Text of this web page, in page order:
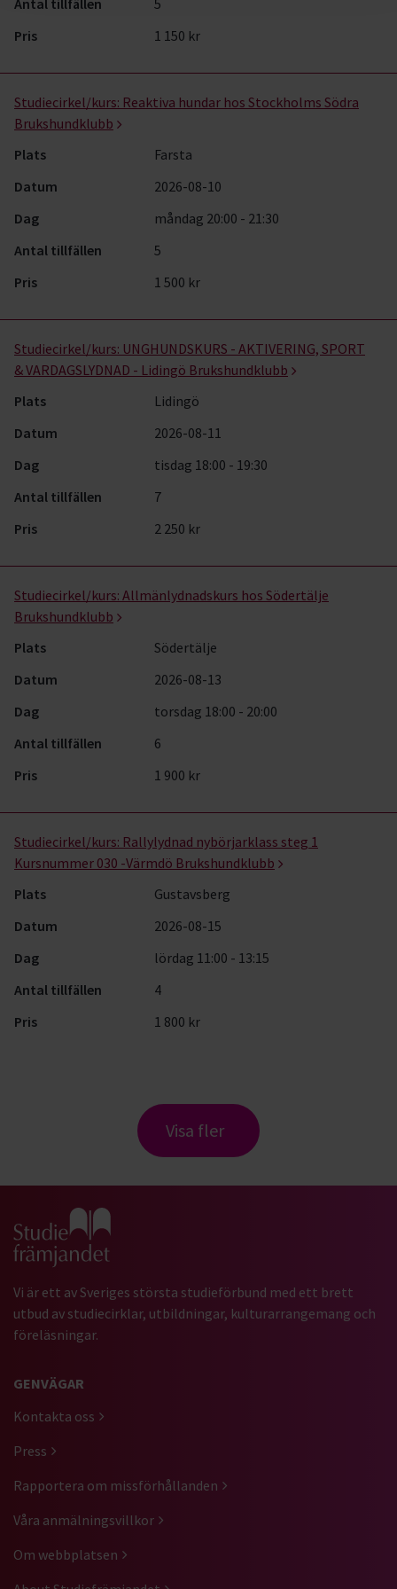
Antal tillfällen
5
Pris
1 150 kr
Studiecirkel/kurs: Reaktiva hundar hos Stockholms Södra
Brukshundklubb
Plats
Farsta
Datum
2026-08-10
Dag
måndag 20:00 - 21:30
Antal tillfällen
5
Pris
1 500 kr
Studiecirkel/kurs: UNGHUNDSKURS - AKTIVERING, SPORT
& VARDAGSLYDNAD - Lidingö Brukshundklubb
Plats
Lidingö
Datum
2026-08-11
Dag
tisdag 18:00 - 19:30
Antal tillfällen
7
Pris
2 250 kr
Studiecirkel/kurs: Allmänlydnadskurs hos Södertälje
Brukshundklubb
Plats
Södertälje
Datum
2026-08-13
Dag
torsdag 18:00 - 20:00
Antal tillfällen
6
Pris
1 900 kr
Studiecirkel/kurs: Rallylydnad nybörjarklass steg 1
Kursnummer 030 -Värmdö Brukshundklubb
Plats
Gustavsberg
Datum
2026-08-15
Dag
lördag 11:00 - 13:15
Antal tillfällen
4
Pris
1 800 kr
Visa fler
Gå till studiefrämjandets startsida
Vi är ett av Sveriges största studieförbund med ett brett
utbud av studiecirklar, utbildningar, kulturarrangemang och
föreläsningar.
GENVÄGAR
Kontakta oss
Press
Rapportera om missförhållanden
Våra anmälningsvillkor
Om webbplatsen